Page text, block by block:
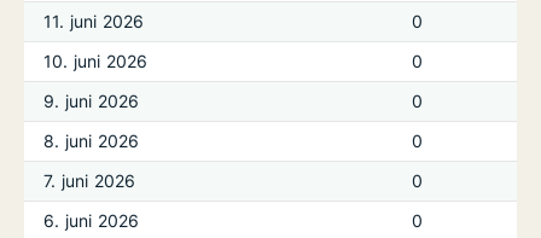
11. juni 2026
0
10. juni 2026
0
9. juni 2026
0
8. juni 2026
0
7. juni 2026
0
6. juni 2026
0